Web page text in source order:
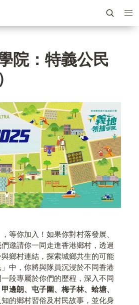
院：特義公民
等你加入！如果你對村落發展、
邀請你一同走進香港鄉村，透過
鄉村連結，探索城鄉共生的可能
中，你將與隊員沉浸於不同香港
段專屬於你們的歷程，深入不同
邊朗、屯子圍、梅子林、蛤塘、
的鄉村習俗及村民故事，並化身